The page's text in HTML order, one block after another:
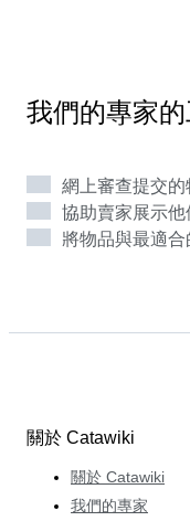
長隊。 毋庸置疑，
藝術類別中不可多
我們的專家
網上審查提交的
協助賣家展示他
將物品與最適
關於 Catawiki
關於 Catawiki
我們的專家